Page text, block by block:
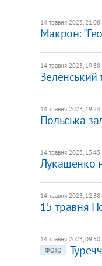
14 травня 2023, 21:08
Макрон:
14 травня 2023, 19:38
Зеленський
14 травня 2023, 19:24
Польська
14 травня 2023, 13:45
Лукашенко
14 травня 2023, 12:38
15 травня
14 травня 2023, 09:50
ФОТО